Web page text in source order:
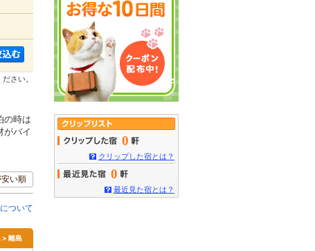
さい。
の時は
がバイ
い順
ついて
> 離島
0
クリップした宿とは？
0
最近見た宿とは？